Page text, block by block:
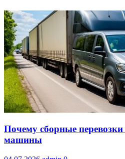
Почему сборные
машины